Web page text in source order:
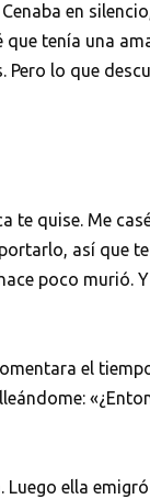
en
tenía una
lo que
te quise. Me
así que
poco murió.
el
ella